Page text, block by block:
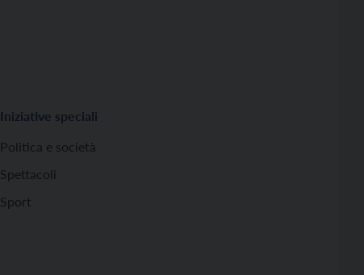
Iniziative speciali
Politica e società
Spettacoli
Sport